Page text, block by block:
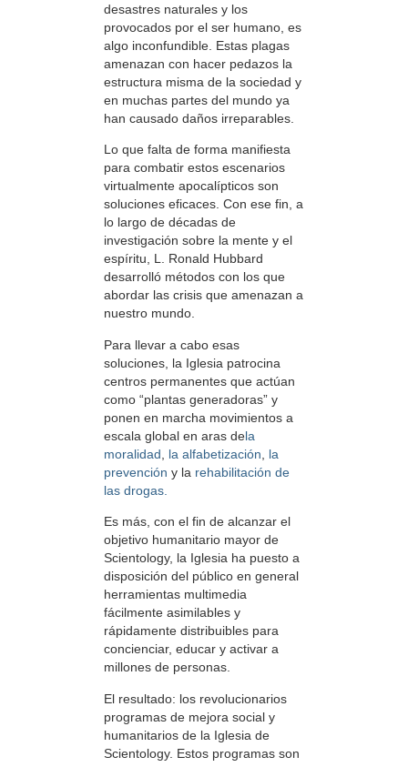
desastres naturales y los
provocados por el ser humano, es
algo inconfundible. Estas plagas
amenazan con hacer pedazos la
estructura misma de la sociedad y
en muchas partes del mundo ya
han causado daños irreparables.
Lo que falta de forma manifiesta
para combatir estos escenarios
virtualmente apocalípticos son
soluciones eficaces. Con ese fin, a
lo largo de décadas de
investigación sobre la mente y el
espíritu, L. Ronald Hubbard
desarrolló métodos con los que
abordar las crisis que amenazan a
nuestro mundo.
Para llevar a cabo esas
soluciones, la Iglesia patrocina
centros permanentes que actúan
como “plantas generadoras” y
ponen en marcha movimientos a
escala global en aras dela
moralidad
la alfabetización
la
prevención y la rehabilitación de
las drogas.
Es más, con el fin de alcanzar el
objetivo humanitario mayor de
Scientology, la Iglesia ha puesto a
disposición del público en general
herramientas multimedia
fácilmente asimilables y
rápidamente distribuibles para
concienciar, educar y activar a
millones de personas.
El resultado: los revolucionarios
programas de mejora social y
humanitarios de la Iglesia de
Scientology. Estos programas son